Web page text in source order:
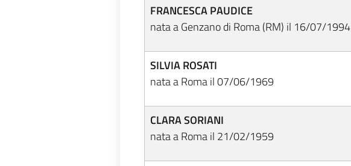
FRANCESCA PAUDICE
nata a Genzano di Roma (RM) il 16/07/1994
SILVIA ROSATI
nata a Roma il 07/06/1969
CLARA SORIANI
nata a Roma il 21/02/1959